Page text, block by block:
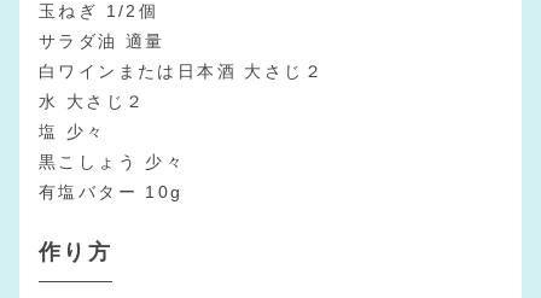
玉ねぎ 1/2個
サラダ油 適量
白ワインまたは日本酒 大さじ２
水 大さじ２
塩 少々
黒こしょう 少々
有塩バター 10g
作り方